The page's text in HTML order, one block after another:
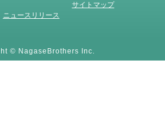
サイトマップ
ニュースリリース
© NagaseBrothers Inc.